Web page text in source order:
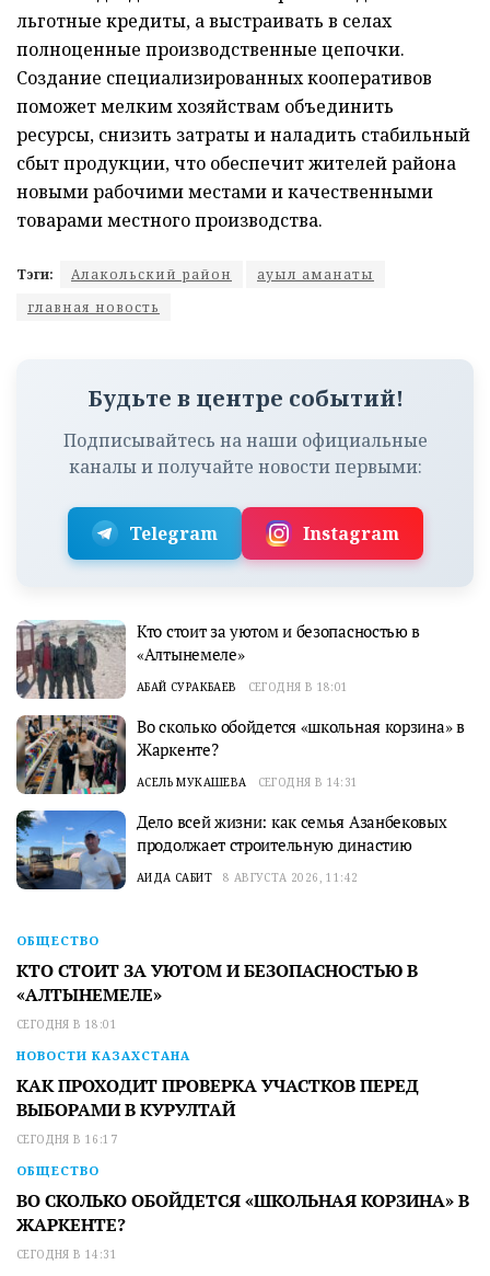
льготные кредиты, а выстраивать в селах
полноценные производственные цепочки.
Создание специализированных кооперативов
поможет мелким хозяйствам объединить
ресурсы, снизить затраты и наладить стабильный
сбыт продукции, что обеспечит жителей района
новыми рабочими местами и качественными
товарами местного производства.
Тэги: Алакольский район
ауыл аманаты
главная новость
Будьте в центре событий!
Подписывайтесь на наши официальные
каналы и получайте новости первыми:
Telegram Instagram
Кто стоит за уютом и безопасностью в
«Алтынемеле»
АБАЙ СУРАКБАЕВ СЕГОДНЯ В 18:01
Во сколько обойдется «школьная корзина» в
Жаркенте?
АСЕЛЬ МУКАШЕВА СЕГОДНЯ В 14:31
Дело всей жизни: как семья Азанбековых
продолжает строительную династию
АИДА САБИТ 8 АВГУСТА 2026, 11:42
ОБЩЕСТВО
КТО СТОИТ ЗА УЮТОМ И БЕЗОПАСНОСТЬЮ В
«АЛТЫНЕМЕЛЕ»
СЕГОДНЯ В 18:01
НОВОСТИ КАЗАХСТАНА
КАК ПРОХОДИТ ПРОВЕРКА УЧАСТКОВ ПЕРЕД
ВЫБОРАМИ В КУРУЛТАЙ
СЕГОДНЯ В 16:17
ОБЩЕСТВО
ВО СКОЛЬКО ОБОЙДЕТСЯ «ШКОЛЬНАЯ КОРЗИНА» В
ЖАРКЕНТЕ?
СЕГОДНЯ В 14:31